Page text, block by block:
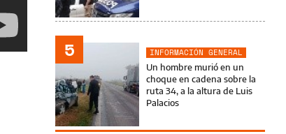
5
INFORMACIÓN GENERAL
Un hombre murió en un
choque en cadena sobre la
ruta 34, a la altura de Luis
Palacios